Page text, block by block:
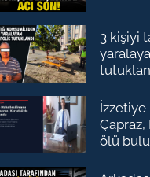
3 kişiyi
İzzetiye
ölü